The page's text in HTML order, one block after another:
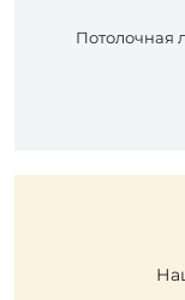
Потолочная